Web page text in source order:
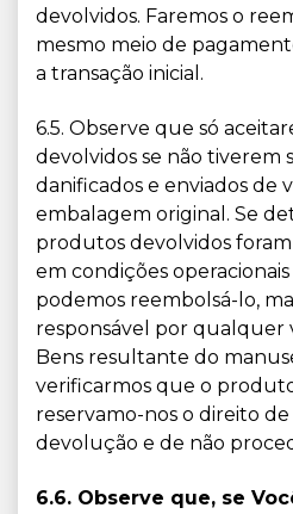
devolvidos. Faremos o
mesmo meio de
a transação inicial.
6.5. Observe que só
devolvidos se não tiverem
danificados e enviados de
embalagem original. Se
produtos devolvidos foram
em condições
podemos reembolsá-lo,
responsável por qualquer
Bens resultante do
verificarmos que o
reservamo-nos o direito de
devolução e de não
6.6. Observe que, se